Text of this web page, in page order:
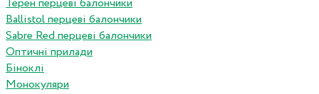
Терен перцеві балончики
Ballistol перцеві балончики
Sabre Red перцеві балончики
Оптичні прилади
Біноклі
Монокуляри